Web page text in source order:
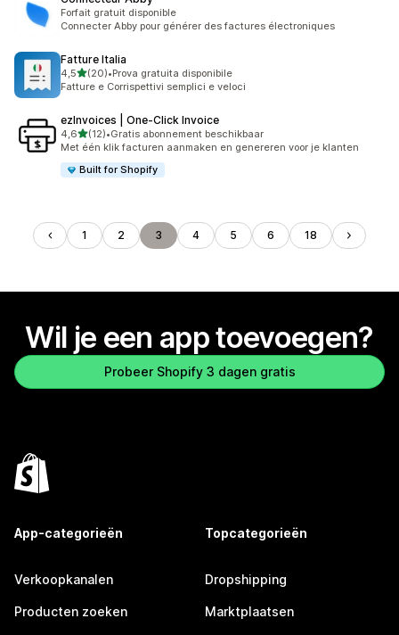
Forfait gratuit disponible
Connecter Abby pour générer des factures électroniques
Fatture Italia
4,5van 5 sterren
(20)
20 recensies in totaal
•Prova gratuita disponibile
Fatture e Corrispettivi semplici e veloci
ezInvoices | One‑Click Invoice
4,6van 5 sterren
(12)
12 recensies in totaal
•Gratis abonnement beschikbaar
Met één klik facturen aanmaken en genereren voor je klanten
Built for Shopify
1 2 3 4 5 6 18
Wil je een app toevoegen?
Probeer Shopify 3 dagen gratis
App-categorieën
Verkoopkanalen
Producten zoeken
Topcategorieën
Dropshipping
Marktplaatsen